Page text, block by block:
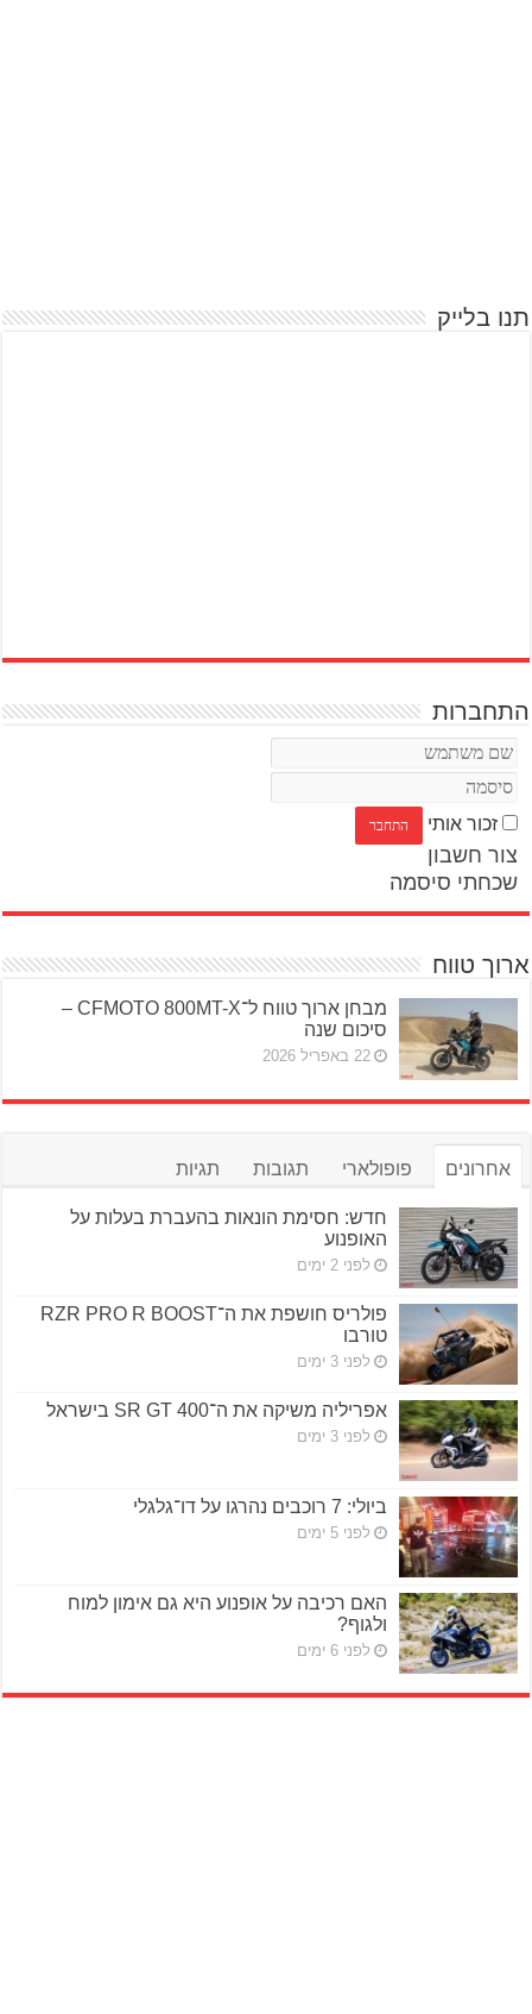
תנו בלייק
התחברות
זכור אותי
צור חשבון
שכחתי סיסמה
ארוך טווח
מבחן ארוך טווח ל־CFMOTO 800MT-X –
סיכום שנה
22 באפריל 2026
אחרונים פופולארי תגובות תגיות
חדש: חסימת הונאות בהעברת בעלות על
האופנוע
לפני 2 ימים
פולריס חושפת את ה־RZR PRO R BOOST
טורבו
לפני 3 ימים
אפריליה משיקה את ה־SR GT 400 בישראל
לפני 3 ימים
ביולי: 7 רוכבים נהרגו על דו־גלגלי
לפני 5 ימים
האם רכיבה על אופנוע היא גם אימון למוח
ולגוף?
לפני 6 ימים